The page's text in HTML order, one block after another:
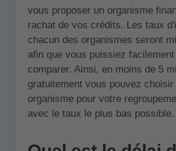
vous proposer un organisme
rachat de vos crédits. Les taux
chacun des organismes seront
afin que vous puissiez
comparer. Ainsi, en moins de 5
gratuitement vous pouvez
organisme pour votre
avec le taux le plus bas possible.